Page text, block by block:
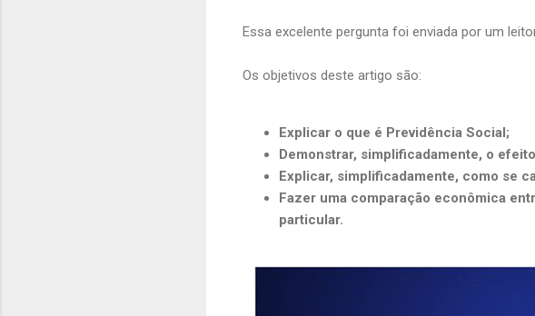
Essa excelente pergunta foi enviada por um
Os objetivos deste artigo são:
Explicar o que é Previdência Social;
Demonstrar, simplificadamente, o
Explicar, simplificadamente, como se
Fazer uma comparação econômica
particular.